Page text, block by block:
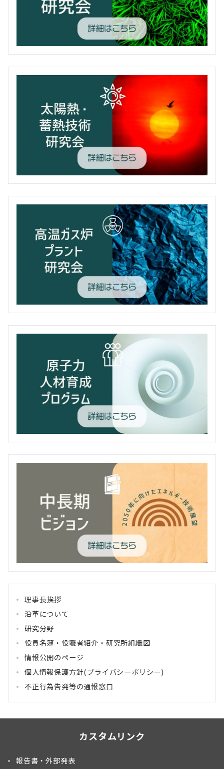
理事長挨拶
沿革について
研究分野
役員名簿・役職者紹介・研究所組織図
情報公開のページ
個人情報保護方針(プライバシーポリシー)
不正行為告発等の通報窓口
カスタムリンク
報告書・外部発表